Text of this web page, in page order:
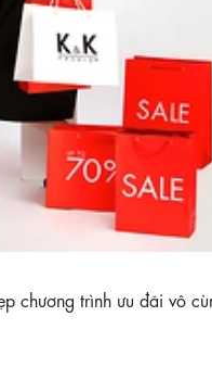
chương trình ưu đãi vô